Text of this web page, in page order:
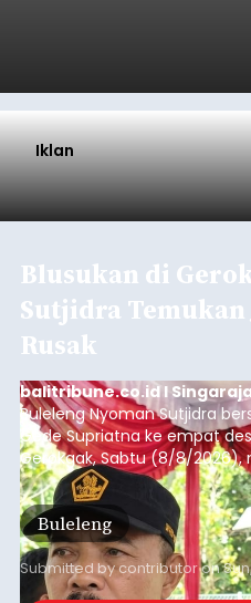
Iklan
Blusukan di
Sutjidra Temukan
Rusak
balitribune.co.id I
Buleleng Nyoman Sutjidra
Gede Supriatna ke empat
Gerokgak, Sabtu (8/8/
persoalan yang masih
jalan desa yang rusak
yang belum optimal,
perhatian pemerintah
Buleleng
Submitted bycontributoron